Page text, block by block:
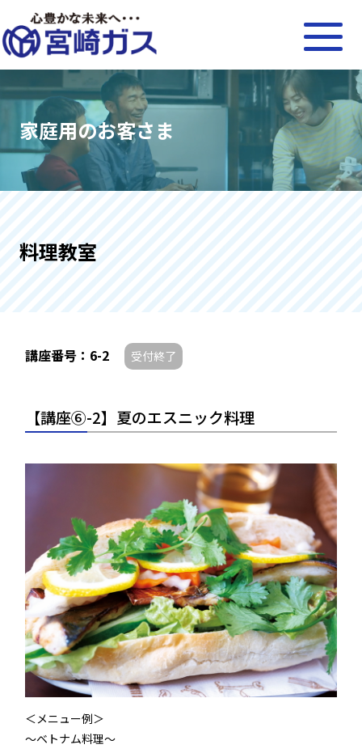
家庭用のお客さま
料理教室
講座番号：6-2 受付終了
【講座⑥-2】夏のエスニック料理
＜メニュー例＞
～ベトナム料理～